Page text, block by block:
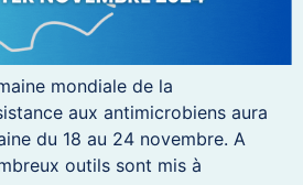
mondiale de la
aux antimicrobiens aura
du 18 au 24 novembre. A
outils sont mis à